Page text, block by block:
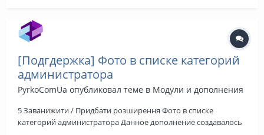
[Подгдержка] Фото в списке категорий
администратора
PyrkoComUa опубликовал теме в Модули и дополнения
5 Заванижити / Придбати розширення Фото в списке
категорий администратора Данное дополнение создавалось